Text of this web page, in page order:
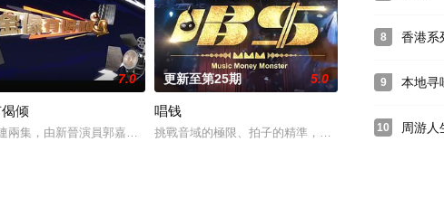
現真性情，發掘優點，改善缺點，培養團隊精神，學習迎難而上，以
目你見過未？「初度遊」揾嚟三位旅遊新鮮人，獻出佢地論盡嘅第一次，包括迷路
7.0
倾
兩集，由新晉演員郭嘉駿（193）主持，找來當紅網絡影評人一同「講經」，由四
更新至第25期 5.0
唱钱
挑戰音域的極限、拍子的精準，全新互動音樂遊戲節
8 香港系
9 本地寻
10 周游人